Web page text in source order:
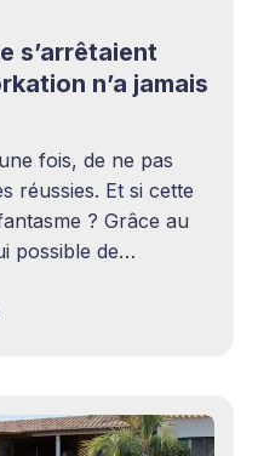
s’arrêtaient
n’a jamais
fois, de ne pas
réussies. Et si cette
? Grâce au
possible de
ce que l’on